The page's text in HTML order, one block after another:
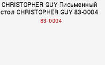
CHRISTOPHER GUY Письменный
стол CHRISTOPHER GUY 83-0004
83-0004